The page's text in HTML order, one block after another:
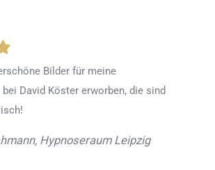
Bilder für meine
David Köster erworben, die sind
Hypnoseraum Leipzig